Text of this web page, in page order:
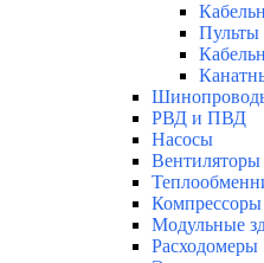
Пульты
РВД и ПВД
Насосы
Вентиляторы
Компрессоры
Модульные
Расходомеры